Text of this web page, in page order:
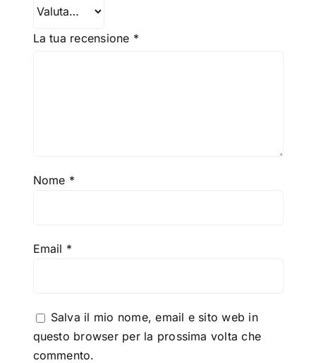
La tua recensione *
Nome *
Email *
Salva il mio nome, email e sito web in
questo browser per la prossima volta che
commento.